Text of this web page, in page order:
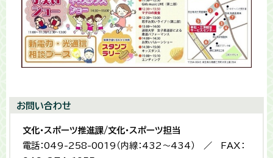
お問い合わせ
文化・スポーツ推進課/文化・スポーツ担当
電話：049-258-0019（内線：432〜434） ／ FAX：